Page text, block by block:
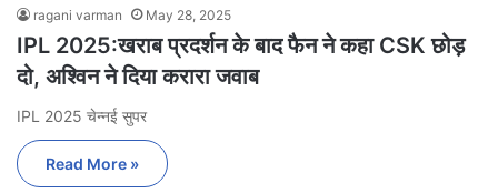
ragani varman May 28, 2025
IPL 2025:खराब प्रदर्शन के बाद फैन ने कहा CSK छोड़
दो, अश्विन ने दिया करारा जवाब
IPL 2025 चेन्नई सुपर
Read More »